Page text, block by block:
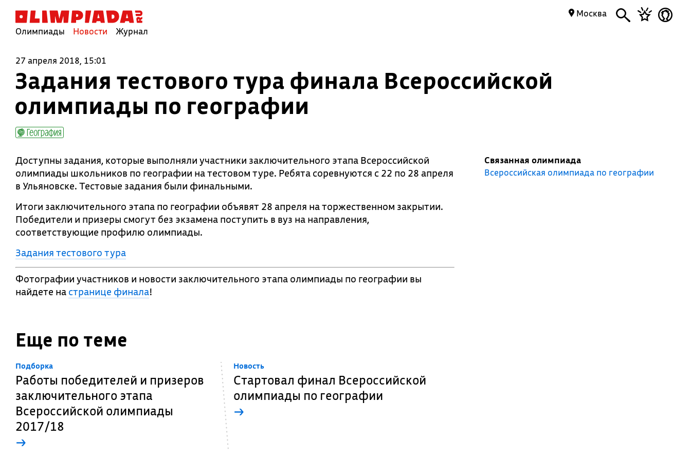
Олимпиады Новости Журнал
Москва
27 апреля 2018, 15:01
Задания тестового тура финала Всероссийской
олимпиады по географии
География
Доступны задания, которые выполняли участники заключительного этапа Всероссийской
олимпиады школьников по географии на тестовом туре. Ребята соревнуются с 22 по 28 апреля
в Ульяновске. Тестовые задания были финальными.
Итоги заключительного этапа по географии объявят 28 апреля на торжественном закрытии.
Победители и призеры смогут без экзамена поступить в вуз на направления,
соответствующие профилю олимпиады.
Задания тестового тура
Фотографии участников и новости заключительного этапа олимпиады по географии вы
найдете на странице финала!
Связанная олимпиада
Всероссийская олимпиада по географии
Еще по теме
Подборка
Работы победителей и призеров
заключительного этапа
Всероссийской олимпиады
2017/18
→
Новость
Стартовал финал Всероссийской
олимпиады по географии
→